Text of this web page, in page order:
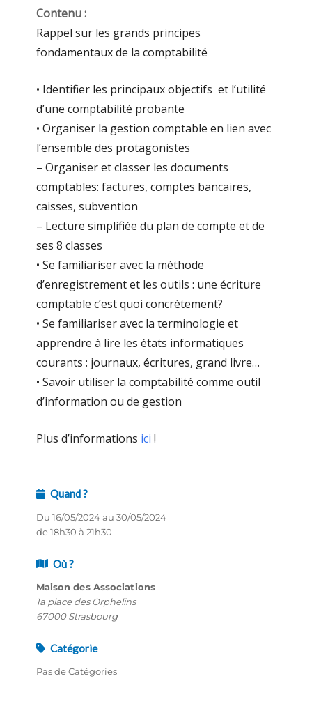
Contenu :
Rappel sur les grands principes
fondamentaux de la comptabilité
• Identifier les principaux objectifs et l’utilité
d’une comptabilité probante
• Organiser la gestion comptable en lien avec
l’ensemble des protagonistes
– Organiser et classer les documents
comptables: factures, comptes bancaires,
caisses, subvention
– Lecture simplifiée du plan de compte et de
ses 8 classes
• Se familiariser avec la méthode
d’enregistrement et les outils : une écriture
comptable c’est quoi concrètement?
• Se familiariser avec la terminologie et
apprendre à lire les états informatiques
courants : journaux, écritures, grand livre…
• Savoir utiliser la comptabilité comme outil
d’information ou de gestion
Plus d’informations ici !
Quand ?
Du 16/05/2024 au 30/05/2024
de 18h30 à 21h30
Où ?
Maison des Associations
1a place des Orphelins
67000 Strasbourg
Catégorie
Pas de Catégories